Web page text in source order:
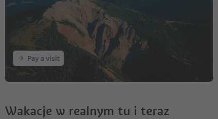
Pay a visit
Wakacje w realnym tu i teraz